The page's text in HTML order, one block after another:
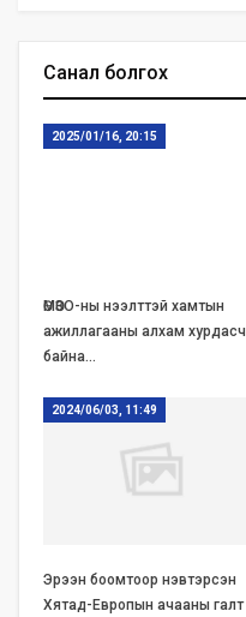
Санал болгох
2025/01/16, 20:15
ӨМӨЗО-ны нээлттэй хамтын
ажиллагааны алхам хурдасч
байна…
2024/06/03, 11:49
Эрээн боомтоор нэвтэрсэн
Хятад-Европын ачааны галт